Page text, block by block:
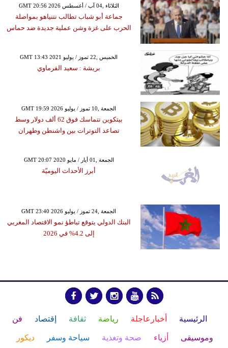
GMT 20:56 2026 الثلاثاء ,04 آب / أغسطس
جماعة أبو شباب تطالب نتنياهو بمواصلة
الحرب على غزة وشن عملية جديدة ضد حماس
GMT 13:43 2021 الخميس ,22 تموز / يوليو
بريشة : سعيد الفرماوي
GMT 19:59 2026 الجمعة ,10 تموز / يوليو
بيتكوين تتماسك فوق 62 ألف دولار وسط
تصاعد التوترات بين واشنطن وطهران
GMT 20:07 2020 الجمعة ,01 أيار / مايو
أبرز الأحداث اليوميّة
GMT 23:40 2026 الجمعة ,24 تموز / يوليو
البنك الدولي يتوقع تباطؤ نمو الاقتصاد المغربي
إلى 4.2% في 2026
الرئيسية أخبارعاجلة رياضة ثقافة إقتصاد فن
وموسيقى أزياء صحة وتغذية سياحة وسفر ديكور